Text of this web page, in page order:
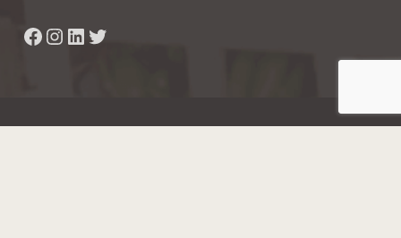
Facebook
Instagram
LinkedIn
Twitter